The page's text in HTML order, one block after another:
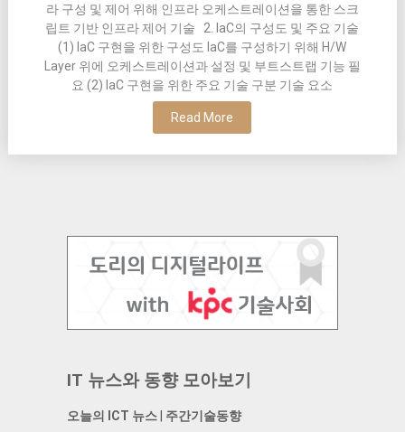
라 구성 및 제어 위해 인프라 오케스트레이션을 통한 스크
립트 기반 인프라 제어 기술 2. IaC의 구성도 및 주요 기술
(1) IaC 구현을 위한 구성도 IaC를 구성하기 위해 H/W
Layer 위에 오케스트레이션과 설정 및 부트스트랩 기능 필
요 (2) IaC 구현을 위한 주요 기술 구분 기술 요소
Read More
IT 뉴스와 동향 모아보기
오늘의 ICT 뉴스| 주간기술동향